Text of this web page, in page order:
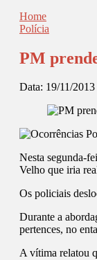
Home
Polícia
PM
Data: 19/11/2013
Nesta segunda-
Velho que iria
Os policiais
Durante a
pertences, no
A vítima relatou